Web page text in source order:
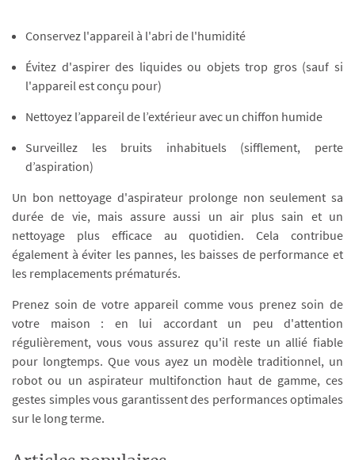
Conservez l'appareil à l'abri de l'humidité
Évitez d'aspirer des liquides ou objets trop gros (sauf si
l'appareil est conçu pour)
Nettoyez l’appareil de l’extérieur avec un chiffon humide
Surveillez les bruits inhabituels (sifflement, perte
d’aspiration)
Un bon nettoyage d'aspirateur prolonge non seulement sa
durée de vie, mais assure aussi un air plus sain et un
nettoyage plus efficace au quotidien. Cela contribue
également à éviter les pannes, les baisses de performance et
les remplacements prématurés.
Prenez soin de votre appareil comme vous prenez soin de
votre maison : en lui accordant un peu d'attention
régulièrement, vous vous assurez qu'il reste un allié fiable
pour longtemps. Que vous ayez un modèle traditionnel, un
robot ou un aspirateur multifonction haut de gamme, ces
gestes simples vous garantissent des performances optimales
sur le long terme.